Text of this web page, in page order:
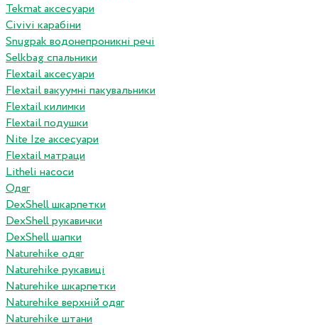
Tekmat аксесуари
Сivivi карабіни
Snugpak водонепроникні речі
Selkbag спальники
Flextail аксесуари
Flextail вакуумні пакувальники
Flextail килимки
Flextail подушки
Nite Ize аксесуари
Flextail матраци
Litheli насоси
Одяг
DexShell шкарпетки
DexShell рукавички
DexShell шапки
Naturehike одяг
Naturehike рукавиці
Naturehike шкарпетки
Naturehike верхній одяг
Naturehike штани